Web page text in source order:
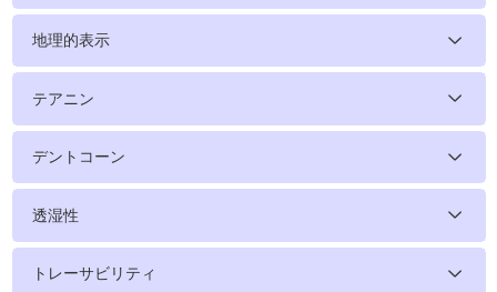
地理的表示
テアニン
デントコーン
透湿性
トレーサビリティ